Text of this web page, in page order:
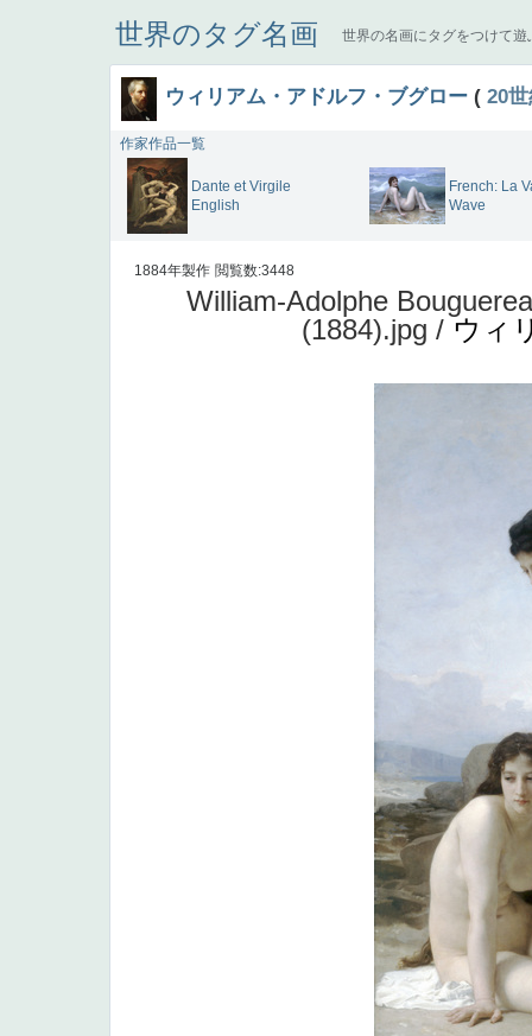
世界のタグ名画 世界の名画にタグをつけて遊
ウィリアム・アドルフ・ブグロー ( 20
作家作品一覧
Dante et Virgile
English
French: La
Wave
1884年製作 閲覧数:3448
William-Adolphe
(1884).jpg / ウィ